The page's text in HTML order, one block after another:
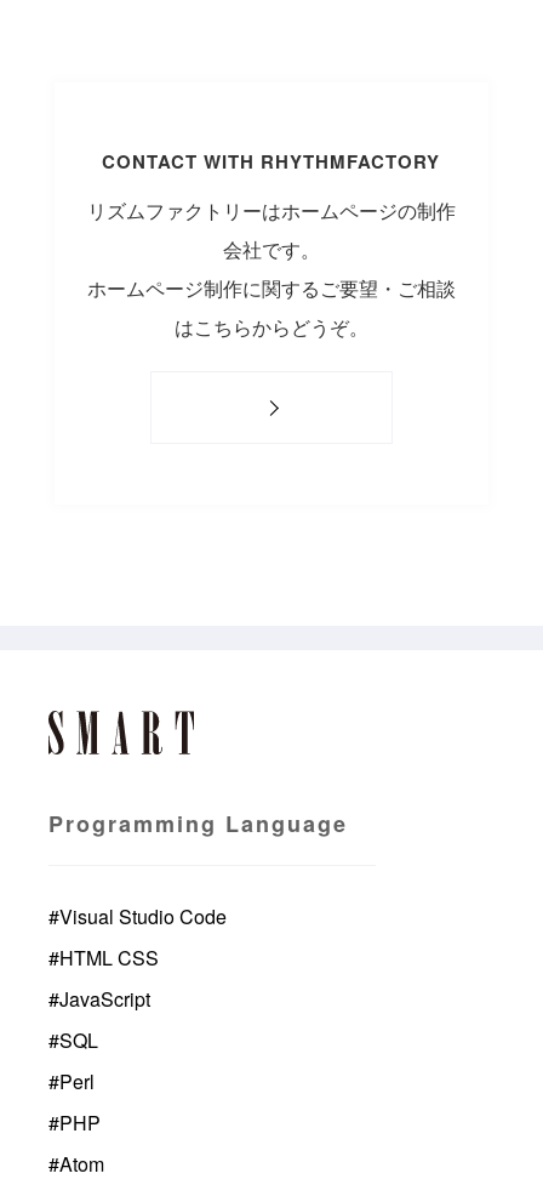
CONTACT WITH RHYTHMFACTORY
リズムファクトリーはホームページの制作
会社です。
ホームページ制作に関するご要望・ご相談
はこちらからどうぞ。
Programming Language
#Visual Studio Code
#HTML CSS
#JavaScript
#SQL
#Perl
#PHP
#Atom